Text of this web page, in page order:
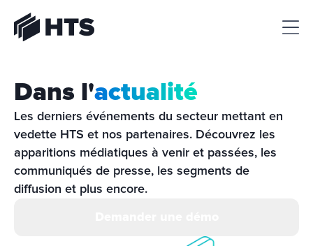
Dans l'actualité
Les derniers événements du secteur mettant en
vedette HTS et nos partenaires. Découvrez les
apparitions médiatiques à venir et passées, les
communiqués de presse, les segments de
diffusion et plus encore.